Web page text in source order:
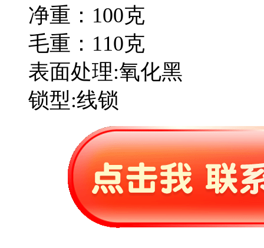
净重：100克
毛重：110克
表面处理:氧化黑
锁型:线锁